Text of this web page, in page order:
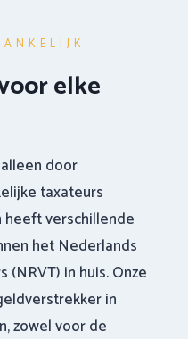
elke
door
taxateurs
verschillende
het Nederlands
in huis. Onze
in
zowel voor de